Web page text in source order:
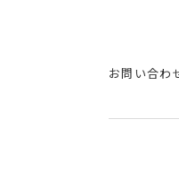
お問い合わ